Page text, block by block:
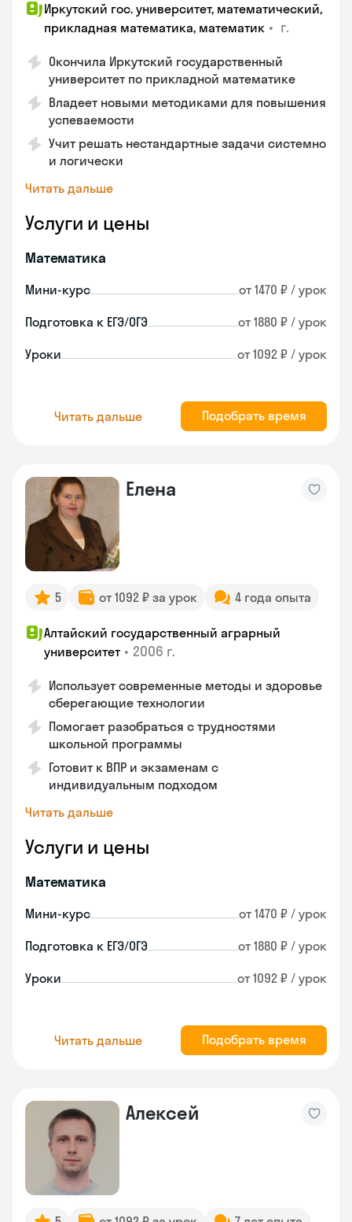
Иркутский гос. университет, математический,
прикладная математика, математик • г.
Окончила Иркутский государственный
университет по прикладной математике
Владеет новыми методиками для повышения
успеваемости
Учит решать нестандартные задачи системно
и логически
Читать дальше
Услуги и цены
Математика
Мини-курс от 1470 ₽ / урок
Подготовка к ЕГЭ/ОГЭ от 1880 ₽ / урок
Уроки от 1092 ₽ / урок
Читать дальше Подобрать время
Елена
5 от 1092 ₽ за урок 4 года опыта
Алтайский государственный аграрный
университет • 2006 г.
Использует современные методы и здоровье
сберегающие технологии
Помогает разобраться с трудностями
школьной программы
Готовит к ВПР и экзаменам с
индивидуальным подходом
Читать дальше
Услуги и цены
Математика
Мини-курс от 1470 ₽ / урок
Подготовка к ЕГЭ/ОГЭ от 1880 ₽ / урок
Уроки от 1092 ₽ / урок
Читать дальше Подобрать время
Алексей